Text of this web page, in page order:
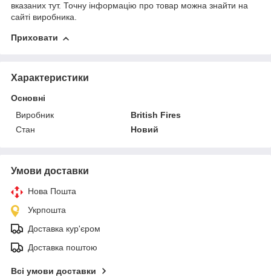
вказаних тут. Точну інформацію про товар можна знайти на
сайті виробника.
Приховати
Характеристики
Основні
Виробник
British Fires
Стан
Новий
Умови доставки
Нова Пошта
Укрпошта
Доставка кур'єром
Доставка поштою
Всі умови доставки